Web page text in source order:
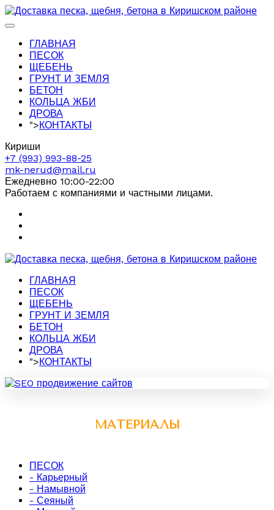
ГЛАВНАЯ
ПЕСОК
ЩЕБЕНЬ
ГРУНТ И ЗЕМЛЯ
БЕТОН
КОЛЬЦА ЖБИ
ДРОВА
">КОНТАКТЫ
Кириши
+7 (993) 993-88-25
mk-nerud@mail.ru
Ежедневно 10:00-22:00
Работаем с компаниями и частными лицами.
ГЛАВНАЯ
ПЕСОК
ЩЕБЕНЬ
ГРУНТ И ЗЕМЛЯ
БЕТОН
КОЛЬЦА ЖБИ
ДРОВА
">КОНТАКТЫ
МАТЕРИАЛЫ
ПЕСОК
- Карьерный
- Намывной
- Сеяный